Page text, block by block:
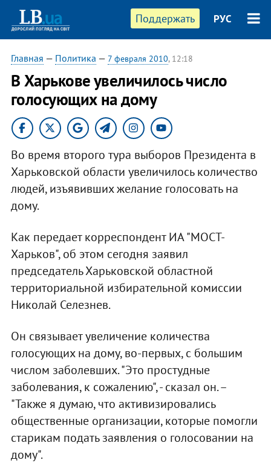
Поддержать РУС
Главная — Политика — 7 февраля 2010, 12:18
В Харькове увеличилось число
голосующих на дому
Во время второго тура выборов Президента в
Харьковской области увеличилось количество
людей, изъявивших желание голосовать на
дому.
Как передает корреспондент ИА "МОСТ-
Харьков", об этом сегодня заявил
председатель Харьковской областной
территориальной избирательной комиссии
Николай Селезнев.
Он связывает увеличение количества
голосующих на дому, во-первых, с большим
числом заболевших. "Это простудные
заболевания, к сожалению", - сказал он. –
"Также я думаю, что активизировались
общественные организации, которые помогли
старикам подать заявления о голосовании на
дому".